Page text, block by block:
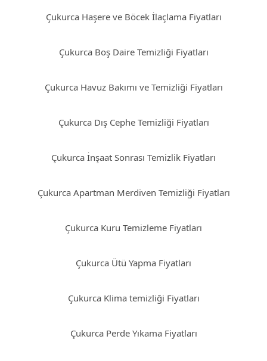
Çukurca Haşere ve Böcek İlaçlama Fiyatları
Çukurca Boş Daire Temizliği Fiyatları
Çukurca Havuz Bakımı ve Temizliği Fiyatları
Çukurca Dış Cephe Temizliği Fiyatları
Çukurca İnşaat Sonrası Temizlik Fiyatları
Çukurca Apartman Merdiven Temizliği Fiyatları
Çukurca Kuru Temizleme Fiyatları
Çukurca Ütü Yapma Fiyatları
Çukurca Klima temizliği Fiyatları
Çukurca Perde Yıkama Fiyatları